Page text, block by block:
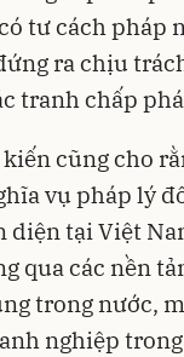
tư cách pháp
ra chịu
tranh chấp
cũng cho
vụ pháp lý
diện tại Việt
qua các nền
trong nước,
nghiệp